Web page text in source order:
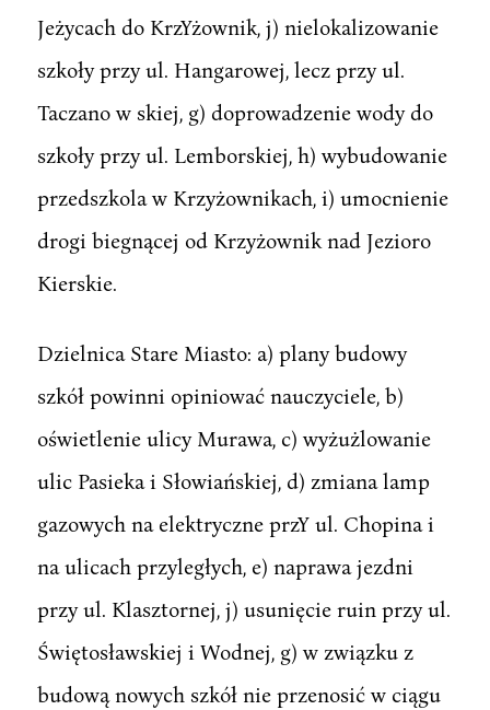
Jeżycach do KrzYżownik, j) nielokalizowanie
szkoły przy ul. Hangarowej, lecz przy ul.
Taczano w skiej, g) doprowadzenie wody do
szkoły przy ul. Lemborskiej, h) wybudowanie
przedszkola w Krzyżownikach, i) umocnienie
drogi biegnącej od Krzyżownik nad Jezioro
Kierskie.
Dzielnica Stare Miasto: a) plany budowy
szkół powinni opiniować nauczyciele, b)
oświetlenie ulicy Murawa, c) wyżużlowanie
ulic Pasieka i Słowiańskiej, d) zmiana lamp
gazowych na elektryczne przY ul. Chopina i
na ulicach przyległych, e) naprawa jezdni
przy ul. Klasztornej, j) usunięcie ruin przy ul.
Świętosławskiej i Wodnej, g) w związku z
budową nowych szkół nie przenosić w ciągu